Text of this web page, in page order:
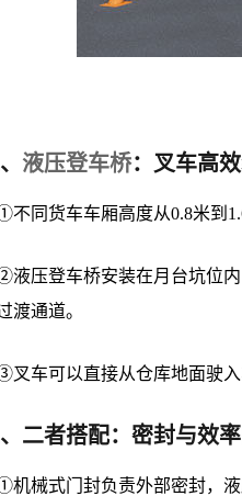
液压登车桥：叉车高
不同货车车厢高度从0.8米到
液压登车桥安装在月台坑位
渡通道。
叉车可以直接从仓库地面驶入
二者搭配：密封与效
机械式门封负责外部密封，液